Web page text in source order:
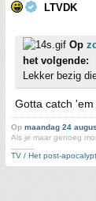
LTVDK
Op
het volgende:
Lekker bezig
Gotta catch 'em
Op maandag 24
Als je maar genoeg
TV / Het post-